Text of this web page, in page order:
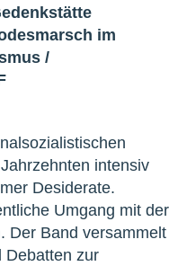
im
/
intensiv
Desiderate.
Umgang mit der
Der Band versammelt
Debatten zur